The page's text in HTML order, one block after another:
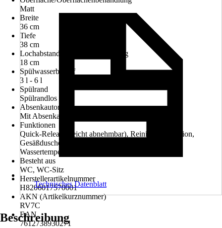
Matt
Breite
36 cm
Tiefe
38 cm
Lochabstand der Wandbefestigung
18 cm
Spülwasserbedarf
3 l - 6 l
Spülrand
Spülrandlos
Absenkautomatik
Mit Absenkautomatik
Funktionen
Quick-Release (leicht abnehmbar), Reinigungsfunktion,
Gesäßdusche, Oszielierende Massage, Einstellbare
Wassertemperatur, Einstellbare Wassermenge
Besteht aus
WC, WC-Sitz
Herstellerartikelnummer
H8206017570001
AKN (Artikelkurznummer)
RV7C
EAN
7612738930271
Technisches Datenblatt
Beschreibung